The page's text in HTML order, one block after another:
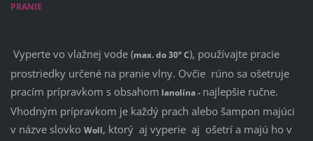
PRANIE
Vyperte vo vlažnej vode (max. do 30° C), používajte pracie
prostriedky určené na pranie vlny. Ovčie rúno sa ošetruje
pracím prípravkom s obsahom lanolína - najlepšie ručne.
Vhodným prípravkom je každý prach alebo šampon majúci
v názve slovko Woll, ktorý aj vyperie aj ošetrí a majú ho v